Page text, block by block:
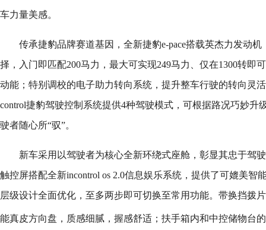
车力量美感。
传承捷豹品牌赛道基因，全新捷豹e-pace搭载英杰力发动机
择，入门即匹配200马力，最大可实现249马力、仅在1300转即
动能；特别调校的电子助力转向系统，提升整车行驶的转向灵
control捷豹驾驶控制系统提供4种驾驶模式，可根据路况巧妙升
驶者随心所“驭”。
新车采用以驾驶者为核心全新环绕式座舱，彰显其忠于驾
触控屏搭配全新incontrol os 2.0信息娱乐系统，提供了可媲美智
层级设计全面优化，至多两步即可切换至常用功能。带换挡拨
能真皮方向盘，质感细腻，握感舒适；扶手箱内和中控储物台